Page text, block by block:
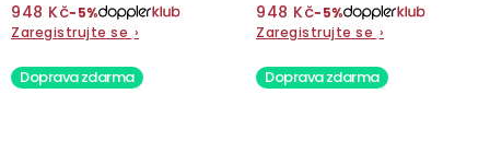
948 Kč−5%
Zaregistrujte se ›
948 Kč−5%
Zaregistrujte se ›
Doprava zdarma Doprava zdarma